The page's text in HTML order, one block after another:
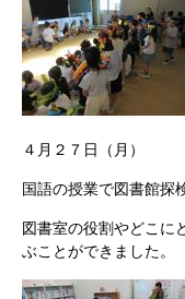
４月２７日（月）
国語の授業で図書館探
図書室の役割やどこに
ぶことができました。